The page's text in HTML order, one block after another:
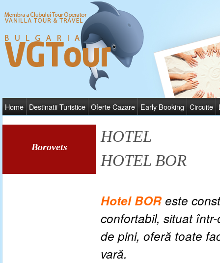
Home Destinatii Turistice Oferte Cazare Early Booking Circuite
Borovets
HOTEL
HOTEL BOR
Hotel BOR este
confortabil, situat
de pini, oferă toate
vară.